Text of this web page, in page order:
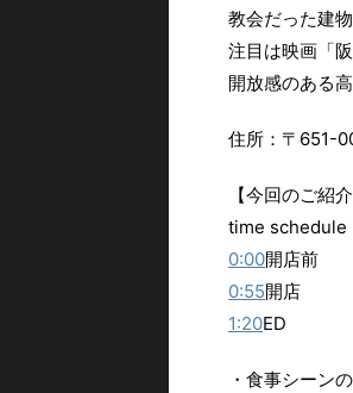
教会だった建
注目は映画「
開放感のある
住所：〒651-
【今回のご紹介
time schedule
0:00開店前
0:55開店
1:20ED
・食事シーン